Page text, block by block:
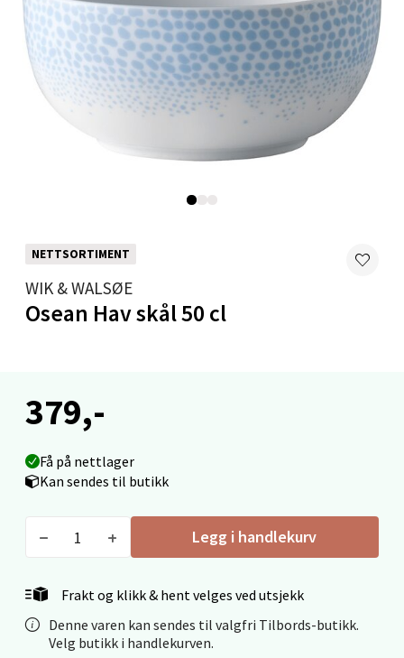
NETTSORTIMENT
WIK & WALSØE
Osean Hav skål 50 cl
379,-
Få på nettlager
Kan sendes til butikk
Legg i handlekurv
Frakt og klikk & hent velges ved utsjekk
Denne varen kan sendes til valgfri Tilbords-butikk.
Velg butikk i handlekurven.
0 i butikk
Velg
Mandal - Alti Mandal
Fridtjof Nansensgate 22, 8622 Mo i Rana
Åpent i dag 10-18
0 i butikk
Velg
Ålesund - Thon Senter Moa
Langelandsvegen 25, 6010 Ålesund